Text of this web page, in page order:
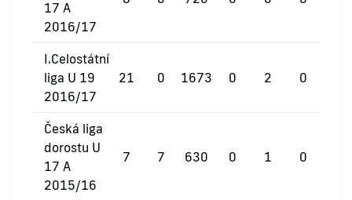
17 A
2016/17
I.Celostátní
liga U 19
2016/17
21 0 1673 0 2 0
Česká liga
dorostu U
17 A
2015/16
7 7 630 0 1 0